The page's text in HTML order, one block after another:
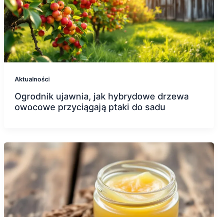
Aktualności
Ogrodnik ujawnia, jak hybrydowe drzewa
owocowe przyciągają ptaki do sadu